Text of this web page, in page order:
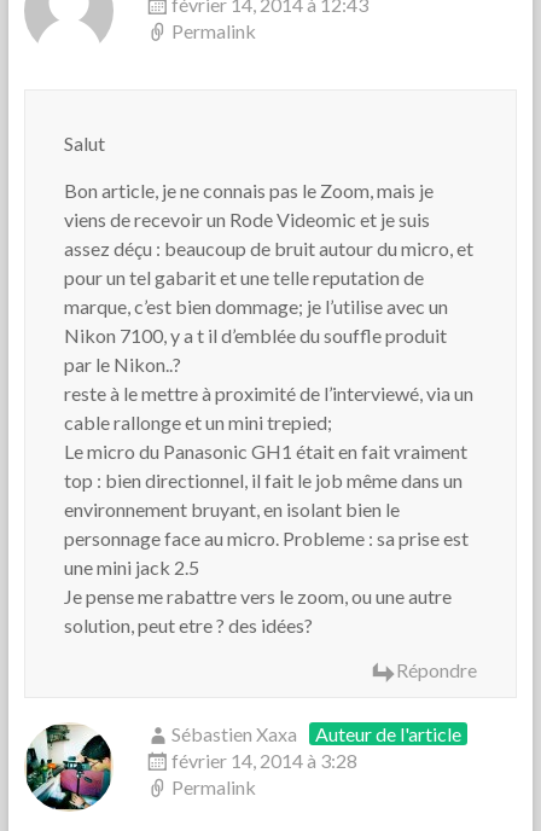
Permalink
Salut
Bon article, je ne connais pas le Zoom, mais je
viens de recevoir un Rode Videomic et je suis
assez déçu : beaucoup de bruit autour du micro, et
pour un tel gabarit et une telle reputation de
marque, c’est bien dommage; je l’utilise avec un
Nikon 7100, y a t il d’emblée du souffle produit
par le Nikon..?
reste à le mettre à proximité de l’interviewé, via un
cable rallonge et un mini trepied;
Le micro du Panasonic GH1 était en fait vraiment
top : bien directionnel, il fait le job même dans un
environnement bruyant, en isolant bien le
personnage face au micro. Probleme : sa prise est
une mini jack 2.5
Je pense me rabattre vers le zoom, ou une autre
solution, peut etre ? des idées?
Répondre
Sébastien Xaxa
Auteur de l'article
février 14, 2014 à 3:28
Permalink